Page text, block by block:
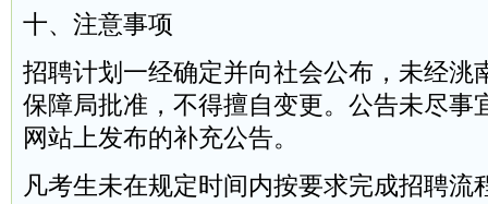
十、注意事项
招聘计划一经确定并向社会公布，未经洮
保障局批准，不得擅自变更。公告未尽事
网站上发布的补充公告。
凡考生未在规定时间内按要求完成招聘流